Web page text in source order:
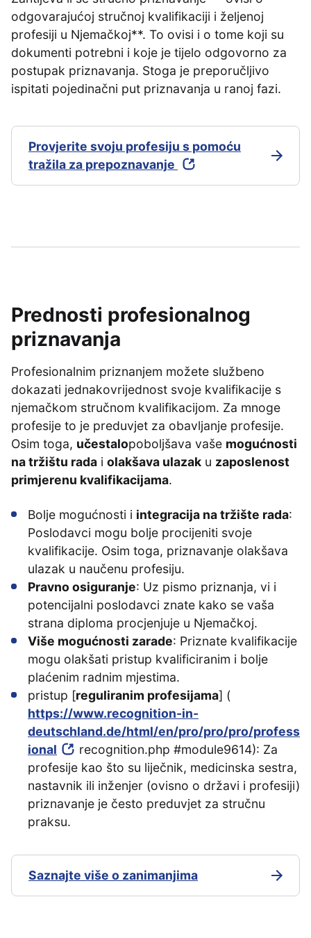
odgovarajućoj stručnoj kvalifikaciji i željenoj
profesiji u Njemačkoj**. To ovisi i o tome koji su
dokumenti potrebni i koje je tijelo odgovorno za
postupak priznavanja. Stoga je preporučljivo
ispitati pojedinačni put priznavanja u ranoj fazi.
Provjerite svoju profesiju s pomoću
tražila za prepoznavanje
Prednosti profesionalnog
priznavanja
Profesionalnim priznanjem možete službeno
dokazati jednakovrijednost svoje kvalifikacije s
njemačkom stručnom kvalifikacijom. Za mnoge
profesije to je preduvjet za obavljanje profesije.
Osim toga, učestalopoboljšava vaše mogućnosti
na tržištu rada i olakšava ulazak u zaposlenost
primjerenu kvalifikacijama.
Bolje mogućnosti i integracija na tržište rada:
Poslodavci mogu bolje procijeniti svoje
kvalifikacije. Osim toga, priznavanje olakšava
ulazak u naučenu profesiju.
Pravno osiguranje: Uz pismo priznanja, vi i
potencijalni poslodavci znate kako se vaša
strana diploma procjenjuje u Njemačkoj.
Više mogućnosti zarade: Priznate kvalifikacije
mogu olakšati pristup kvalificiranim i bolje
plaćenim radnim mjestima.
pristup [reguliranim profesijama] (
https://www.recognition-in-
deutschland.de/html/en/pro/pro/pro/profess
ional
recognition.php #module9614): Za
profesije kao što su liječnik, medicinska sestra,
nastavnik ili inženjer (ovisno o državi i profesiji)
priznavanje je često preduvjet za stručnu
praksu.
Saznajte više o zanimanjima